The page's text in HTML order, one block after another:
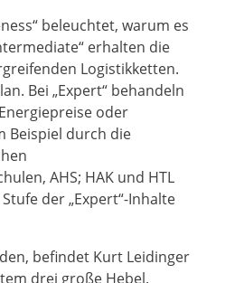
beleuchtet, warum es
erhalten die
Logistikketten.
Bei „Expert“ behandeln
oder
Beispiel durch die
AHS; HAK und HTL
der „Expert“-Inhalte
befindet Kurt Leidinger
drei große Hebel.